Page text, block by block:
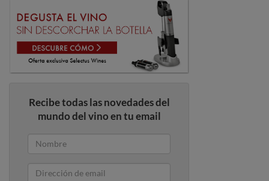
Recibe todas las novedades del
mundo del vino en tu email